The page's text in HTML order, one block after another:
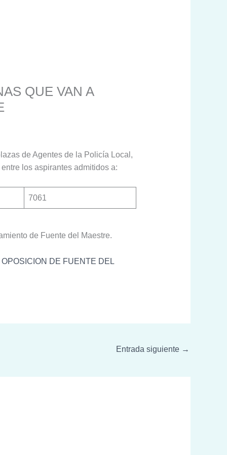
QUE VAN A
de Agentes de la Policía Local,
los aspirantes admitidos a:
7061
de Fuente del Maestre.
DE FUENTE DEL
Entrada siguiente →